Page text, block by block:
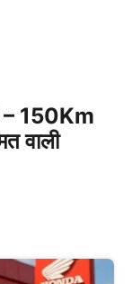
150Km
वाली